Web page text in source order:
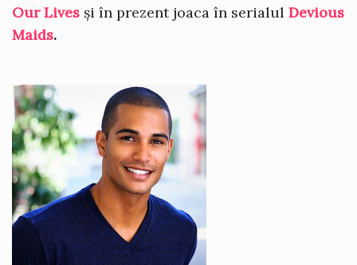
Our Lives și în prezent joaca în serialul Devious
Maids.